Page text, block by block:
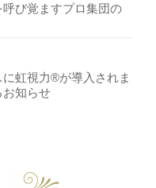
呼び覚ますプロ集団の
に虹視力®︎が導入されま
お知らせ